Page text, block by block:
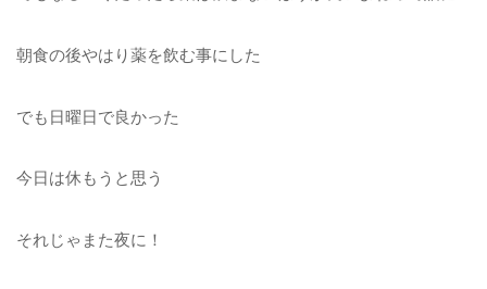
朝食の後やはり薬を飲む事にした
でも日曜日で良かった
今日は休もうと思う
それじゃまた夜に！